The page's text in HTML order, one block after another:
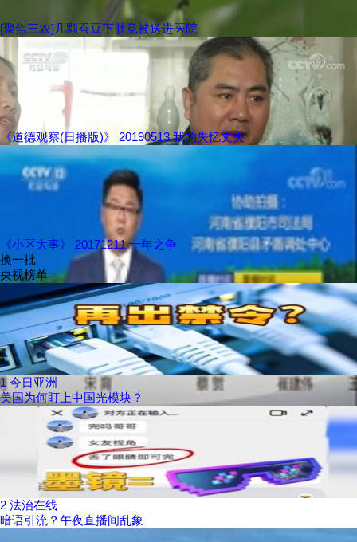
[聚焦三农]几颗蚕豆下肚竟被送进医院
《道德观察(日播版)》 20190513 我的失忆丈夫
《小区大事》 20171211 十年之争
换一批
央视榜单
1 今日亚洲
美国为何盯上中国光模块？
2 法治在线
暗语引流？午夜直播间乱象